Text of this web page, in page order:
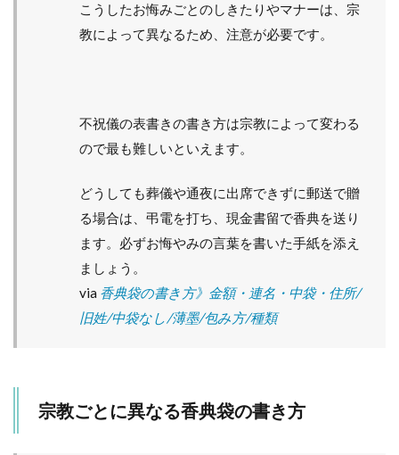
こうしたお悔みごとのしきたりやマナーは、宗
教によって異なるため、注意が必要です。
不祝儀の表書きの書き方は宗教によって変わる
ので最も難しいといえます。
どうしても葬儀や通夜に出席できずに郵送で贈
る場合は、弔電を打ち、現金書留で香典を送り
ます。必ずお悔やみの言葉を書いた手紙を添え
ましょう。
via 香典袋の書き方》金額・連名・中袋・住所/
旧姓/中袋なし/薄墨/包み方/種類
宗教ごとに異なる香典袋の書き方